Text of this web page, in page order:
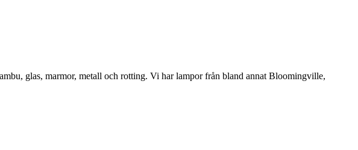
glas, marmor, metall och rotting. Vi har lampor från bland annat Bloomingville,